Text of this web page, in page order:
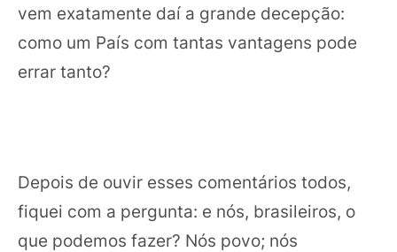
vem exatamente daí a grande decepção:
como um País com tantas vantagens pode
errar tanto?
Depois de ouvir esses comentários todos,
fiquei com a pergunta: e nós, brasileiros, o
que podemos fazer? Nós povo; nós